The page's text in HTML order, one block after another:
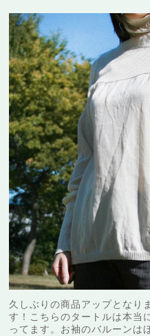
久しぶりの商品アップとなり
す！こちらのタートルは本当
ってます。お袖のバルーンは